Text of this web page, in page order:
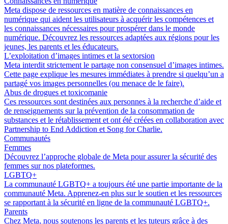
Meta dispose de ressources en matière de connaissances en
numérique qui aident les utilisateurs à acquérir les compétences et
les connaissances nécessaires pour prospérer dans le monde
numérique. Découvrez les ressources adaptées aux régions pour les
jeunes, les parents et les éducateurs.
L’exploitation d’images intimes et la sextorsion
Meta interdit strictement le partage non consensuel d’images intimes.
Cette page explique les mesures immédiates à prendre si quelqu’un a
partagé vos images personnelles (ou menace de le faire).
Abus de drogues et toxicomanie
Ces ressources sont destinées aux personnes à la recherche d’aide et
de renseignements sur la prévention de la consommation de
substances et le rétablissement et ont été créées en collaboration avec
Partnership to End Addiction et Song for Charlie.
Communautés
Femmes
Découvrez l’approche globale de Meta pour assurer la sécurité des
femmes sur nos plateformes.
LGBTQ+
La communauté LGBTQ+ a toujours été une partie importante de la
communauté Meta. Apprenez-en plus sur le soutien et les ressources
se rapportant à la sécurité en ligne de la communauté LGBTQ+.
Parents
Chez Meta, nous soutenons les parents et les tuteurs grâce à des